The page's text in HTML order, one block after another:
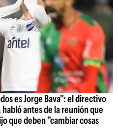
es Jorge Bava": el directivo
antes de la reunión que
que deben "cambiar cosas